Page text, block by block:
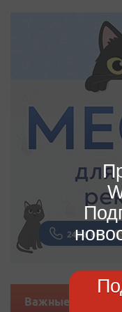
Важные новости